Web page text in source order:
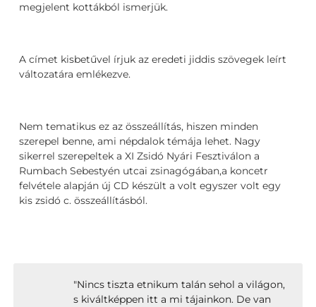
megjelent kottákból ismerjük.
A címet kisbetűvel írjuk az eredeti jiddis szövegek leírt
változatára emlékezve.
Nem tematikus ez az összeállítás, hiszen minden
szerepel benne, ami népdalok témája lehet. Nagy
sikerrel szerepeltek a XI Zsidó Nyári Fesztiválon a
Rumbach Sebestyén utcai zsinagógában,a koncetr
felvétele alapján új CD készült a volt egyszer volt egy
kis zsidó c. összeállításból.
"Nincs tiszta etnikum talán sehol a világon,
s kiváltképpen itt a mi tájainkon. De van